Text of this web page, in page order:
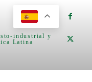
industrial y
Latina